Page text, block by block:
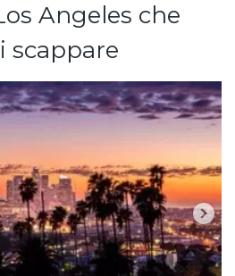
Angeles che
scappare